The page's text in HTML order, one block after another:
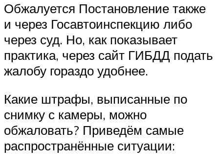
Обжалуется Постановление также
и через Госавтоинспекцию либо
через суд. Но, как показывает
практика, через сайт ГИБДД подать
жалобу гораздо удобнее.
Какие штрафы, выписанные по
снимку с камеры, можно
обжаловать? Приведём самые
распространённые ситуации: